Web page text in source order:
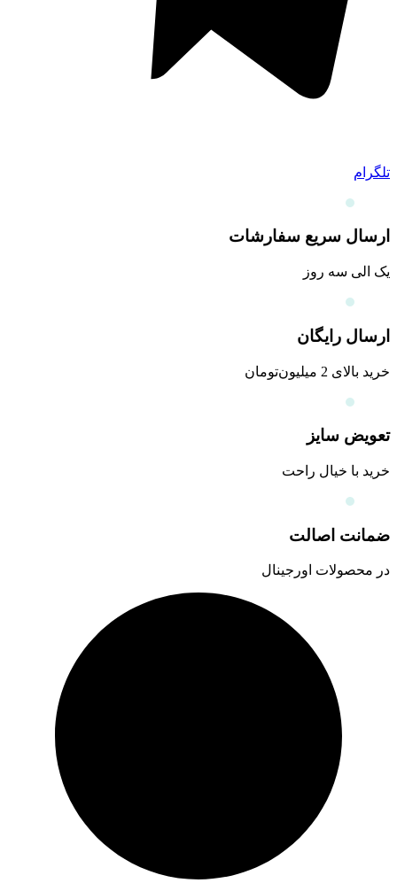
تلگرام
ارسال سریع سفارشات
یک الی سه روز
ارسال رایگان
خرید بالای 2 میلیون‌تومان
تعویض سایز
خرید با خیال راحت
ضمانت اصالت
در محصولات اورجینال